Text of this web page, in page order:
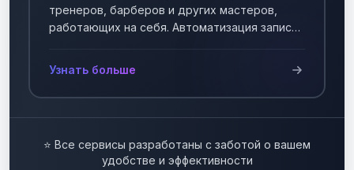
тренеров, барберов и других мастеров,
работающих на себя. Автоматизация записи
Узнать больше
⭐ Все сервисы разработаны с заботой о вашем
удобстве и эффективности